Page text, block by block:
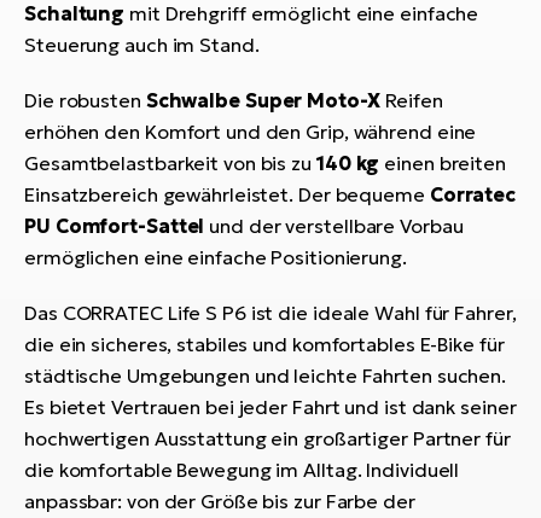
Schaltung mit Drehgriff ermöglicht eine einfache
Steuerung auch im Stand.
Die robusten Schwalbe Super Moto-XReifen
erhöhen den Komfort und den Grip, während eine
Gesamtbelastbarkeit von bis zu 140 kg einen breiten
Einsatzbereich gewährleistet. Der bequeme Corratec
PU Comfort-Sattel und der verstellbare Vorbau
ermöglichen eine einfache Positionierung.
Das CORRATEC Life S P6 ist die ideale Wahl für Fahrer,
die ein sicheres, stabiles und komfortables E-Bike für
städtische Umgebungen und leichte Fahrten suchen.
Es bietet Vertrauen bei jeder Fahrt und ist dank seiner
hochwertigen Ausstattung ein großartiger Partner für
die komfortable Bewegung im Alltag. Individuell
anpassbar: von der Größe bis zur Farbe der